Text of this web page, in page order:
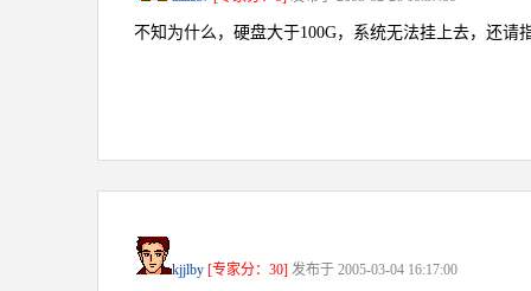
不知为什么，硬盘大于100G，系统无法挂上去，还请
kjjlby [专家分：30] 发布于 2005-03-04 16:17:00